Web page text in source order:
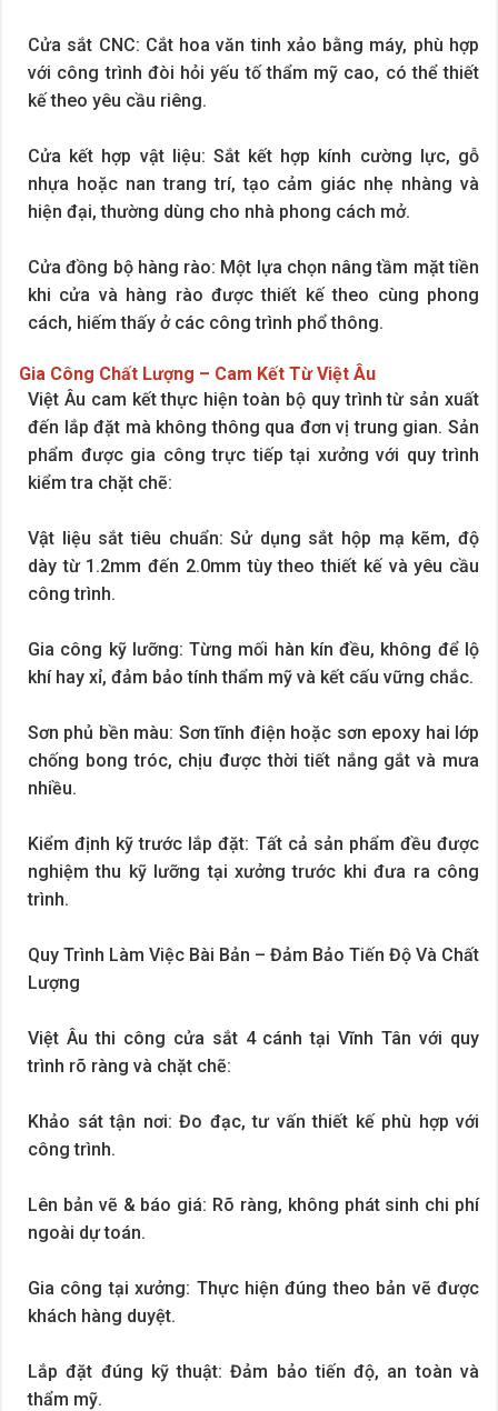
Cửa sắt CNC: Cắt hoa văn tinh xảo bằng máy, phù hợp
với công trình đòi hỏi yếu tố thẩm mỹ cao, có thể thiết
kế theo yêu cầu riêng.
Cửa kết hợp vật liệu: Sắt kết hợp kính cường lực, gỗ
nhựa hoặc nan trang trí, tạo cảm giác nhẹ nhàng và
hiện đại, thường dùng cho nhà phong cách mở.
Cửa đồng bộ hàng rào: Một lựa chọn nâng tầm mặt tiền
khi cửa và hàng rào được thiết kế theo cùng phong
cách, hiếm thấy ở các công trình phổ thông.
Gia Công Chất Lượng – Cam Kết Từ Việt Âu
Việt Âu cam kết thực hiện toàn bộ quy trình từ sản xuất
đến lắp đặt mà không thông qua đơn vị trung gian. Sản
phẩm được gia công trực tiếp tại xưởng với quy trình
kiểm tra chặt chẽ:
Vật liệu sắt tiêu chuẩn: Sử dụng sắt hộp mạ kẽm, độ
dày từ 1.2mm đến 2.0mm tùy theo thiết kế và yêu cầu
công trình.
Gia công kỹ lưỡng: Từng mối hàn kín đều, không để lộ
khí hay xỉ, đảm bảo tính thẩm mỹ và kết cấu vững chắc.
Sơn phủ bền màu: Sơn tĩnh điện hoặc sơn epoxy hai lớp
chống bong tróc, chịu được thời tiết nắng gắt và mưa
nhiều.
Kiểm định kỹ trước lắp đặt: Tất cả sản phẩm đều được
nghiệm thu kỹ lưỡng tại xưởng trước khi đưa ra công
trình.
Quy Trình Làm Việc Bài Bản – Đảm Bảo Tiến Độ Và Chất
Lượng
Việt Âu thi công cửa sắt 4 cánh tại Vĩnh Tân với quy
trình rõ ràng và chặt chẽ:
Khảo sát tận nơi: Đo đạc, tư vấn thiết kế phù hợp với
công trình.
Lên bản vẽ & báo giá: Rõ ràng, không phát sinh chi phí
ngoài dự toán.
Gia công tại xưởng: Thực hiện đúng theo bản vẽ được
khách hàng duyệt.
Lắp đặt đúng kỹ thuật: Đảm bảo tiến độ, an toàn và
thẩm mỹ.